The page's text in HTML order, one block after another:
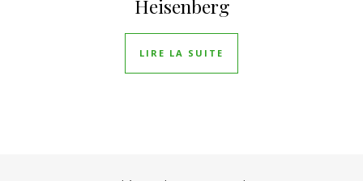
Heisenberg
LIRE LA SUITE